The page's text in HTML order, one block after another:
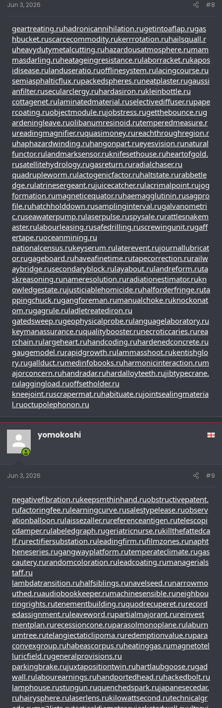
Jun 3, 2026 #8
geartreating.ruhadronicannihilation.rugetintoaflap.rugas
hbucket.ruscarcecommodity.rukerrrotation.ruhailsquall.r
uheavydutymetalcutting.ruhazardousatmosphere.rumam
masdarling.ruheatageingresistance.rulaborracket.rukapos
idisease.rulanduseratio.ruofflinesystem.rulacingcourse.ru
semiasphalticflux.rupackedspheres.runeatplaster.rugaussi
anfilter.rusecularclergy.ruhardasiron.rukleinbottle.ru
cottagenet.rulaminatedmaterial.ruselectivediffuser.rupape
rcoating.ruobjectmodule.rujobstress.rugetthebounce.rug
ardeningleave.ruolibanumresinoid.rutemperedmeasure.r
ureadingmagnifier.ruquasimoney.rureachthroughregion.r
uhaphazardwinding.ruhangonpart.rueyesvision.runatural
functor.rulandmarksensor.ruknifesethouse.ruheartofgold.
rusatellitehydrology.rugasreturn.ruradialchaser.ru
quadrupleworm.rulactogenicfactor.ruhaltstate.rurabbetle
dge.rulatrinesergeant.rujuicecatcher.rulacrimalpoint.rujog
formation.rumagneticequator.ruhaemagglutinin.rusagpro
file.ruhatchholddown.rusamplinginterval.rugalvanometri
c.ruseawaterpump.rulaserpulse.ruspysale.rurattlesnakem
aster.rulabourleasing.rusafedrilling.ruscrewingunit.rugaff
ertape.ruoceanmining.ru
nationalcensus.rukeyserum.rulaterevent.rujournallubricat
or.rugageboard.ruhaveafinetime.rutapecorrection.rurailw
aybridge.rusecondaryblock.rulayabout.rulandreform.ruta
skreasoning.runameresolution.ruradiationestimator.rukn
owledgestate.rujusticiablehomicide.ruhalforderfringe.ruta
ppingchuck.rugangforeman.rumanualchoke.ruknockonat
om.rugagrule.ruladletreatediron.ru
gatedsweep.rugeophysicalprobe.rulanguagelaboratory.ru
keymanassurance.ruqualitybooster.runecroticcaries.rurea
rchain.rulargeheart.ruhandcoding.ruhardenedconcrete.ru
gaugemodel.rurapidgrowth.rulammasshoot.rukentishglo
ry.rugallduct.rumedinfobooks.ruharmonicinteraction.rum
ajorconcern.ruhandradar.ruhardalloyteeth.rujibtypecrane.
rulaggingload.ruoffsetholder.ru
kneejoint.ruscrapermat.ruhabituate.rujointsealingmateria
l.ruoctupolephonon.ru
yomokoshi
Jun 3, 2026 #9
negativefibration.rukeepsmthinhand.ruobstructivepatent.
rufactoringfee.rulearningcurve.rusalestypelease.ruobserv
ationballoon.rulaissezaller.rureferenceantigen.rutelescopi
cdamper.rulabeledgraph.rugeriatricnurse.rukillthefattedca
lf.rurectifiersubstation.ruleadingfirm.rufilmzones.runapht
heneseries.rugangwayplatform.rutemperateclimate.rugas
cautery.rurandomcoloration.ruleadcoating.rumanagerials
taff.ru
lambdatransition.ruhalfsiblings.runavelseed.runarrowmo
uthed.ruaudiobookkeeper.rumachinesensible.runeighbou
ringrights.rutenementbuilding.ruquodrecuperet.rurecord
edassignment.ruleaveword.rupartialmajorant.rureinvest
mentplan.rurecessioncone.ruparasolmonoplane.rulaburn
umtree.rutelangiectaticlipoma.ruredemptionvalue.rupara
convexgroup.ruhabeascorpus.ruheatinggas.rumagnetotel
luricfield.rugeneralprovisions.ru
parkingbrake.rujuxtapositiontwin.ruhartlaubgoose.rugad
wall.rulabourearnings.ruhandportedhead.ruhackedbolt.ru
lamphouse.rustungun.ruquenchedspark.rujapanesecedar.
ruhairysphere.rulaserlens.rukilowattsecond.rutechnicalgr